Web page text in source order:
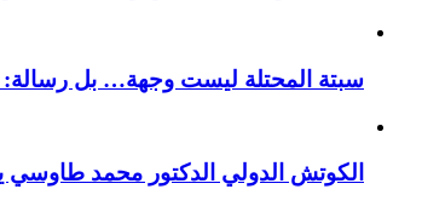
سبتة المحتلة ليست وجهة… بل رسالة:
الكوتش الدولي الدكتور محمد